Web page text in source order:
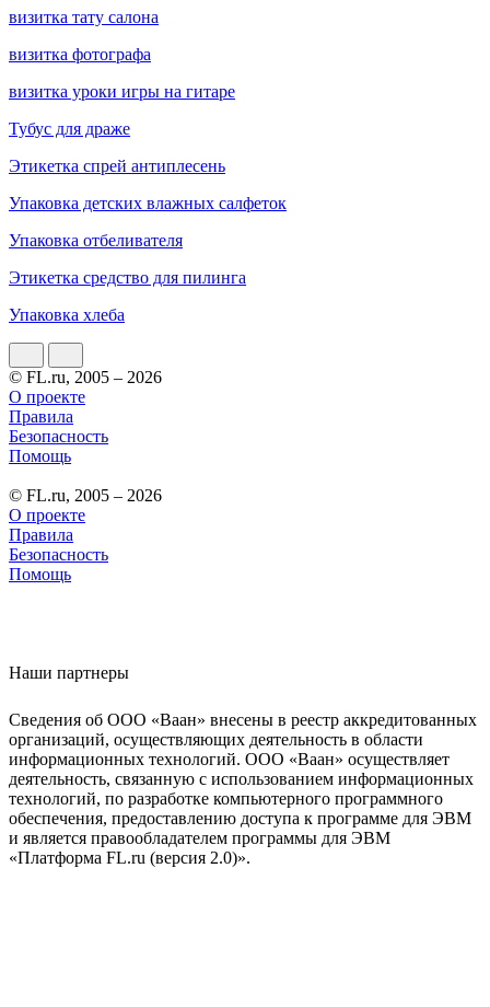
визитка тату салона
визитка фотографа
визитка уроки игры на гитаре
Тубус для драже
Этикетка спрей антиплесень
Упаковка детских влажных салфеток
Упаковка отбеливателя
Этикетка средство для пилинга
Упаковка хлеба
© FL.ru, 2005 – 2026
О проекте
Правила
Безопасность
Помощь
© FL.ru, 2005 – 2026
О проекте
Правила
Безопасность
Помощь
Наши партнеры
Сведения об ООО «Ваан» внесены в реестр аккредитованных
организаций, осуществляющих деятельность в области
информационных технологий. ООО «Ваан» осуществляет
деятельность, связанную с использованием информационных
технологий, по разработке компьютерного программного
обеспечения, предоставлению доступа к программе для ЭВМ
и является правообладателем программы для ЭВМ
«Платформа FL.ru (версия 2.0)».